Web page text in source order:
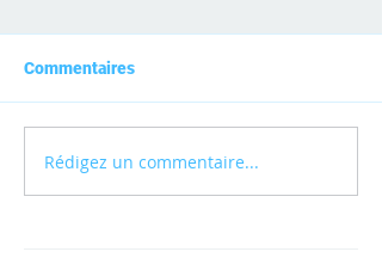
Commentaires
Rédigez un commentaire...